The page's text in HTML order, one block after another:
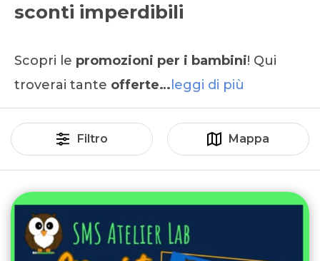
sconti imperdibili
Scopri le promozioni per i bambini! Qui
troverai tante offerte… leggi di più
Filtro Mappa